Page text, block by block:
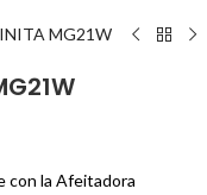
MG21W
con la Afeitadora